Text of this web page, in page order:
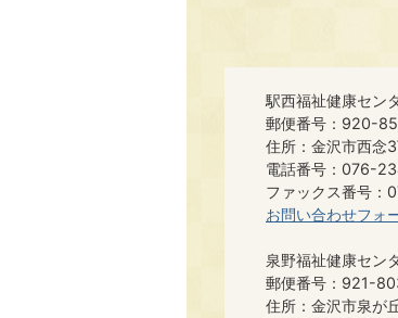
駅西福祉健康セン
郵便番号：920-
住所：金沢市西念
電話番号：076-
ファックス番号
お問い合わせフォ
泉野福祉健康セン
郵便番号：921-
住所：金沢市泉が